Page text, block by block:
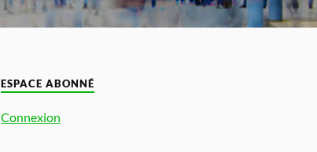
ESPACE ABONNÉ
Connexion